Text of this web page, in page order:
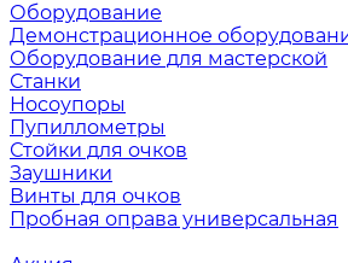
Оборудование
Демонстрационное
Оборудование для мастерской
Станки
Носоупоры
Пупиллометры
Стойки для очков
Заушники
Винты для очков
Пробная оправа универсальная